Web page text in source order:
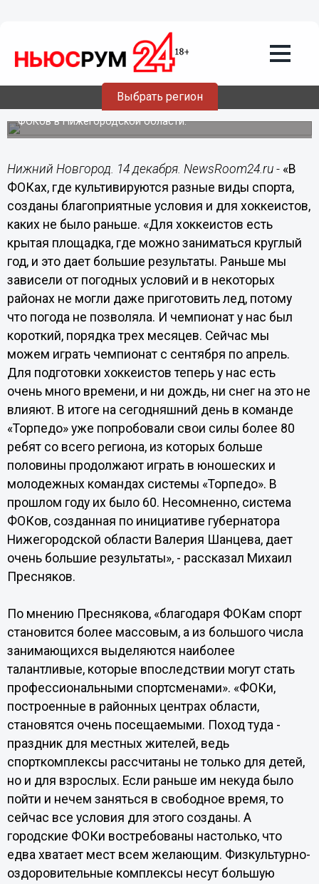
Выбрать регион
талантливые, которые впоследствии
могут стать профессионалами -
Пресняков
Президент Нижегородской областной федерации
хоккея, мастер спорта международного класса Михаил
Пресняков прокомментировал программу строительства
ФОКов в Нижегородской области.
Нижний Новгород. 14 декабря. NewsRoom24.ru - «В
ФОКах, где культивируются разные виды спорта,
созданы благоприятные условия и для хоккеистов,
каких не было раньше. «Для хоккеистов есть
крытая площадка, где можно заниматься круглый
год, и это дает большие результаты. Раньше мы
зависели от погодных условий и в некоторых
районах не могли даже приготовить лед, потому
что погода не позволяла. И чемпионат у нас был
короткий, порядка трех месяцев. Сейчас мы
можем играть чемпионат с сентября по апрель.
Для подготовки хоккеистов теперь у нас есть
очень много времени, и ни дождь, ни снег на это не
влияют. В итоге на сегодняшний день в команде
«Торпедо» уже попробовали свои силы более 80
ребят со всего региона, из которых больше
половины продолжают играть в юношеских и
молодежных командах системы «Торпедо». В
прошлом году их было 60. Несомненно, система
ФОКов, созданная по инициативе губернатора
Нижегородской области Валерия Шанцева, дает
очень большие результаты», - рассказал Михаил
Пресняков.
По мнению Преснякова, «благодаря ФОКам спорт
становится более массовым, а из большого числа
занимающихся выделяются наиболее
талантливые, которые впоследствии могут стать
профессиональными спортсменами». «ФОКи,
построенные в районных центрах области,
становятся очень посещаемыми. Поход туда -
праздник для местных жителей, ведь
спорткомплексы рассчитаны не только для детей,
но и для взрослых. Если раньше им некуда было
пойти и нечем заняться в свободное время, то
сейчас все условия для этого созданы. А
городские ФОКи востребованы настолько, что
едва хватает мест всем желающим. Физкультурно-
оздоровительные комплексы несут большую